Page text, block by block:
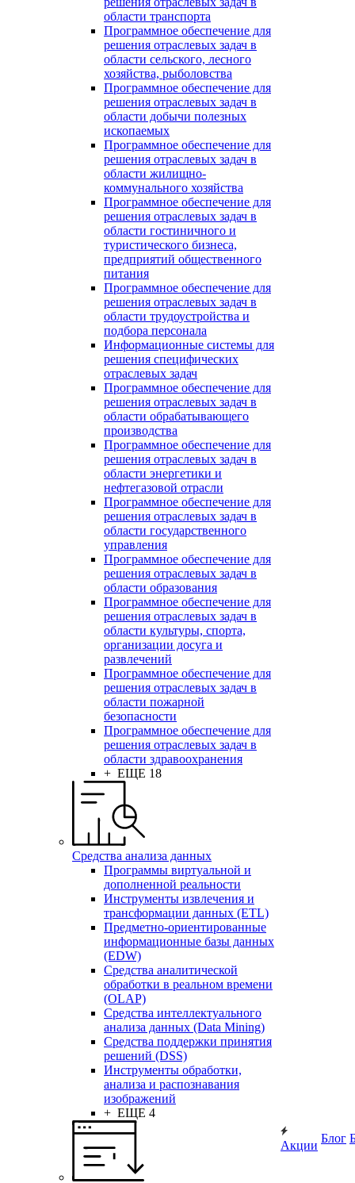
области транспорта
Программное обеспечение для
решения отраслевых задач в
области сельского, лесного
хозяйства, рыболовства
Программное обеспечение для
решения отраслевых задач в
области добычи полезных
ископаемых
Программное обеспечение для
решения отраслевых задач в
области жилищно-
коммунального хозяйства
Программное обеспечение для
решения отраслевых задач в
области гостиничного и
туристического бизнеса,
предприятий общественного
питания
Программное обеспечение для
решения отраслевых задач в
области трудоустройства и
подбора персонала
Информационные системы для
решения специфических
отраслевых задач
Программное обеспечение для
решения отраслевых задач в
области обрабатывающего
производства
Программное обеспечение для
решения отраслевых задач в
области энергетики и
нефтегазовой отрасли
Программное обеспечение для
решения отраслевых задач в
области государственного
управления
Программное обеспечение для
решения отраслевых задач в
области образования
Программное обеспечение для
решения отраслевых задач в
области культуры, спорта,
организации досуга и
развлечений
Программное обеспечение для
решения отраслевых задач в
области пожарной
безопасности
Программное обеспечение для
решения отраслевых задач в
области здравоохранения
+ ЕЩЕ 18
Средства анализа данных
Программы виртуальной и
дополненной реальности
Инструменты извлечения и
трансформации данных (ETL)
Предметно-ориентированные
информационные базы данных
(EDW)
Средства аналитической
обработки в реальном времени
(OLAP)
Средства интеллектуального
анализа данных (Data Mining)
Средства поддержки принятия
решений (DSS)
Инструменты обработки,
анализа и распознавания
изображений
+ ЕЩЕ 4
Акции
Блог